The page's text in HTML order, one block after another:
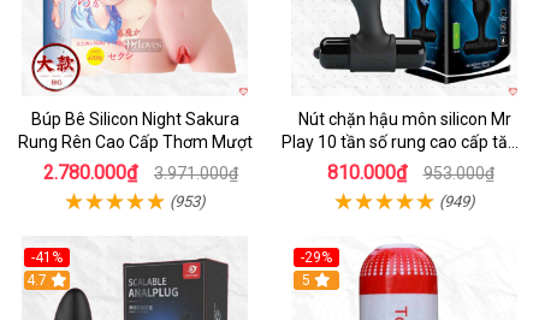
Búp Bê Silicon Night Sakura
Rung Rên Cao Cấp Thơm Mượt
2.780.000₫ 3.971.000₫
(953)
Nút chặn hậu môn silicon Mr
Play 10 tần số rung cao cấp tăng
khoái cảm
810.000₫ 953.000₫
(949)
-41%
Hot
4.7
-29%
5